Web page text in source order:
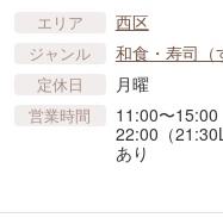
エリア 西区
ジャンル 和食・寿司（
定休日 月曜
営業時間
11:00〜
22:00（
あり